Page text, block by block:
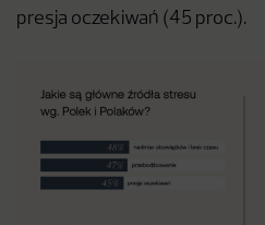
presja oczekiwań (45 proc.).